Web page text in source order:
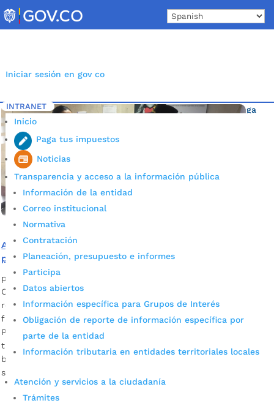
to
content
Iniciar sesión en gov co
INTRANET
Inicio
Paga tus impuestos
Noticias
Transparencia y acceso a la información pública
Información de la entidad
Correo institucional
Normativa
Contratación
Planeación, presupuesto e informes
Participa
Datos abiertos
Información específica para Grupos de Interés
Obligación de reporte de información específica por
parte de la entidad
Información tributaria en entidades territoriales locales
Atención y servicios a la ciudadanía
Trámites
Inicio 5 Etiqueta: Secretaría Administrativa Bucaramanga
Alcaldía de Bucaramanga se prepara para recibir
personal de trabajo en sus instalaciones
por Alcaldía de Bucaramanga
Con un estricto protocolo de bioseguridad se está
recibiendo en sus oficinas a cerca de 500 personas entre
funcionarios y contratistas. Claudia Janeth Patiño,
Profesional Universitario área de seguridad y salud en el
trabajo Descargar audio Atendiendo todas las normas de
bioseguridad que hacen posible contener cualquier
situación que afecte la salud de las personas, […]